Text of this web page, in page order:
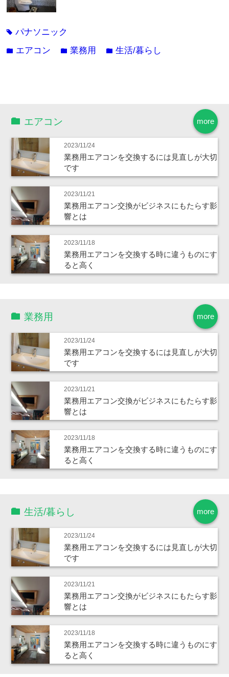
tagパナソニック
folder エアコン folder業務用 folder生活/暮らし
more
エアコン
2023/11/24
業務用エアコンを交換するには見直しが大切
です
2023/11/21
業務用エアコン交換がビジネスにもたらす影
響とは
2023/11/18
業務用エアコンを交換する時に違うものにす
ると高く
more
業務用
2023/11/24
業務用エアコンを交換するには見直しが大切
です
2023/11/21
業務用エアコン交換がビジネスにもたらす影
響とは
2023/11/18
業務用エアコンを交換する時に違うものにす
ると高く
more
生活/暮らし
2023/11/24
業務用エアコンを交換するには見直しが大切
です
2023/11/21
業務用エアコン交換がビジネスにもたらす影
響とは
2023/11/18
業務用エアコンを交換する時に違うものにす
ると高く